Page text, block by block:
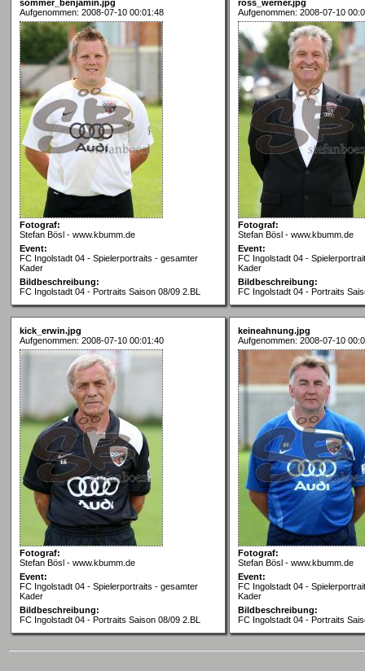
sommer_benjamin.jpg
Aufgenommen: 2008-07-10 00:01:48
Fotograf:
Stefan Bösl - www.kbumm.de
Event:
FC Ingolstadt 04 - Spielerportraits - gesamter
Kader
Bildbeschreibung:
FC Ingolstadt 04 - Portraits Saison 08/09 2.BL
ross_werner.jpg
Aufgenommen: 2008-07-10
Fotograf:
Stefan Bösl - www.kbumm.de
Event:
FC Ingolstadt 04 -
Kader
Bildbeschreibung:
FC Ingolstadt 04 - Portraits
kick_erwin.jpg
Aufgenommen: 2008-07-10 00:01:40
Fotograf:
Stefan Bösl - www.kbumm.de
Event:
FC Ingolstadt 04 - Spielerportraits - gesamter
Kader
Bildbeschreibung:
FC Ingolstadt 04 - Portraits Saison 08/09 2.BL
keineahnung.jpg
Aufgenommen: 2008-07-10
Fotograf:
Stefan Bösl - www.kbumm.de
Event:
FC Ingolstadt 04 -
Kader
Bildbeschreibung:
FC Ingolstadt 04 - Portraits